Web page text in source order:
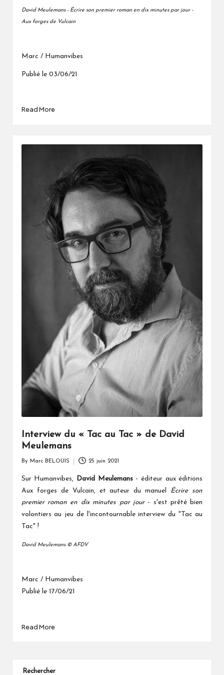
David Meulemans - Écrire son premier roman en dix minutes par jour -
Aux forges de Vulcain
Marc / Humanvibes
Publié le 03/06/21
Read More
Interview du « Tac au Tac » de David
Meulemans
by
By Marc BELOUIS 25 juin 2021
Sur Humanvibes, David Meulemans -éditeur aux éditions
Aux forges de Vulcain, et auteur du manuel Écrire son
premier roman en dix minutes par jour - s'est prêté bien
volontiers au jeu de l'incontournable interview du "Tac au
Tac" !
David Meulemans © AFDV
Marc / Humanvibes
Publié le 17/06/21
Read More
Rechercher